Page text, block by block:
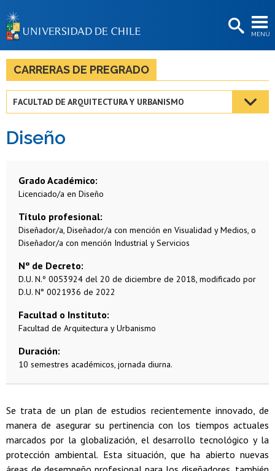
MENÚ
BIBLIOTECAS
LA UNIVERSIDAD
Estudiantes
CARRERAS DE PREGRADO
FACULTAD DE ARQUITECTURA Y URBANISMO
Diseño
Grado Académico
Licenciado/a en Diseño
Título profesional
Diseñador/a, Diseñador/a con mención en Visualidad y Medios, o
Diseñador/a con mención Industrial y Servicios
Nº de Decreto
D.U. N.º 0053924 del 20 de diciembre de 2018, modificado por
D.U. N° 0021936 de 2022
Facultad o Instituto
Facultad de Arquitectura y Urbanismo
Duración
10 semestres académicos, jornada diurna.
Se trata de un plan de estudios recientemente innovado, de
manera de asegurar su pertinencia con los tiempos actuales
marcados por la globalización, el desarrollo tecnológico y la
protección ambiental. Esta situación, que ha abierto nuevas